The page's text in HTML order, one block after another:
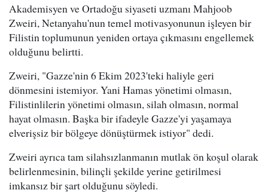
Akademisyen ve Ortadoğu siyaseti uzmanı Mahjoob
Zweiri, Netanyahu'nun temel motivasyonunun işleyen bir
Filistin toplumunun yeniden ortaya çıkmasını engellemek
olduğunu belirtti.
Zweiri, "Gazze'nin 6 Ekim 2023'teki haliyle geri
dönmesini istemiyor. Yani Hamas yönetimi olmasın,
Filistinlilerin yönetimi olmasın, silah olmasın, normal
hayat olmasın. Başka bir ifadeyle Gazze'yi yaşamaya
elverişsiz bir bölgeye dönüştürmek istiyor" dedi.
Zweiri ayrıca tam silahsızlanmanın mutlak ön koşul olarak
belirlenmesinin, bilinçli şekilde yerine getirilmesi
imkansız bir şart olduğunu söyledi.